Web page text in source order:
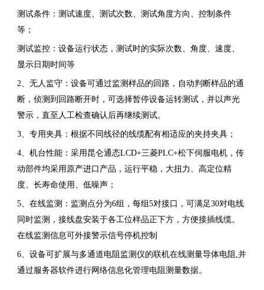
测试条件：测试速度、测试次数、测试角度方向、控制条件
等；
测试监控：设备运行状态，测试时的实际次数、角度、速度、
显示日期时间等
2、无人监守：设备可通过监测样品的回路，自动判断样品的通
断，侦测到回路断开时，可选择暂停设备运转测试，并以声光
警示，直至人工检查确认后再继续测试。
3、专用夹具：根据不同线径的线缆配有相适应的夹持夹具；
4、机台性能：采用昆仑通态LCD+三菱PLC+松下伺服电机，传
动部件均采用原产进口产品，运行平稳，大扭力、高定位精
度、长寿命使用、低噪声；
5、在线监测：监测点分为6组，每组5对接口，可满足30对电线
同时监测，接线盘安装于各工位样品正下方，方便接插线缆。
在线监测信息可外接警示信号停机控制
6、设备可扩展与多通道电阻监测仪的联机在线测量导体电阻,并
通过服务器软件进行网络信息化管理电阻测量数据。